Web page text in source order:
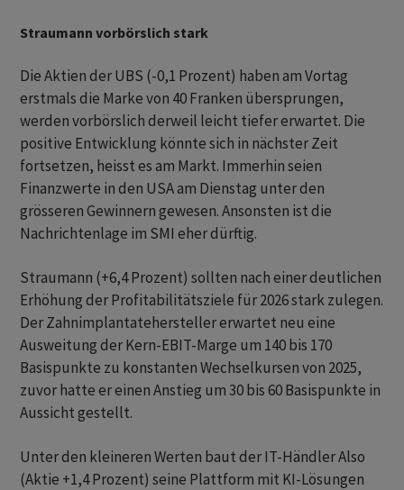
Straumann vorbörslich stark
Die Aktien der UBS (-0,1 Prozent) haben am Vortag
erstmals die Marke von 40 Franken übersprungen,
werden vorbörslich derweil leicht tiefer erwartet. Die
positive Entwicklung könnte sich in nächster Zeit
fortsetzen, heisst es am Markt. Immerhin seien
Finanzwerte in den USA am Dienstag unter den
grösseren Gewinnern gewesen. Ansonsten ist die
Nachrichtenlage im SMI eher dürftig.
Straumann (+6,4 Prozent) sollten nach einer deutlichen
Erhöhung der Profitabilitätsziele für 2026 stark zulegen.
Der Zahnimplantatehersteller erwartet neu eine
Ausweitung der Kern-EBIT-Marge um 140 bis 170
Basispunkte zu konstanten Wechselkursen von 2025,
zuvor hatte er einen Anstieg um 30 bis 60 Basispunkte in
Aussicht gestellt.
Unter den kleineren Werten baut der IT-Händler Also
(Aktie +1,4 Prozent) seine Plattform mit KI-Lösungen